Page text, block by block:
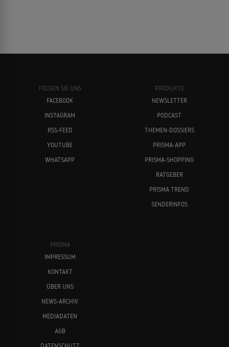
FOLGEN SIE UNS
FACEBOOK
INSTAGRAM
RSS-FEED
YOUTUBE
WHATSAPP
PRODUKTE
NEWSLETTER
PODCAST
THEMEN-DOSSIERS
PRISMA-APP
PRISMA-SHOPPING
RATGEBER
PRISMA TREND
SENDERINFOS
PRISMA
IMPRESSUM
KONTAKT
ÜBER UNS
NEWS-ARCHIV
MEDIADATEN
AGB